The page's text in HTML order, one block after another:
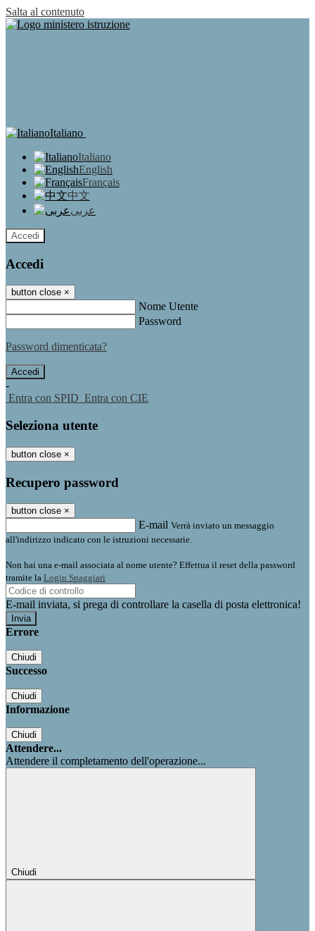
Salta al contenuto
Italiano
Italiano
English
Français
中文
عربى
Accedi
Accedi
button close ×
Nome Utente
Password
Password dimenticata?
-
Entra con SPID Entra con CIE
Seleziona utente
button close ×
Recupero password
button close ×
E-mail Verrà inviato un messaggio
all'indirizzo indicato con le istruzioni necessarie.
Non hai una e-mail associata al nome utente? Effettua il reset della password
tramite la Login Spaggiari
E-mail inviata, si prega di controllare la casella di posta elettronica!
Errore
Chiudi
Successo
Chiudi
Informazione
Chiudi
Attendere...
Attendere il completamento dell'operazione...
Chiudi